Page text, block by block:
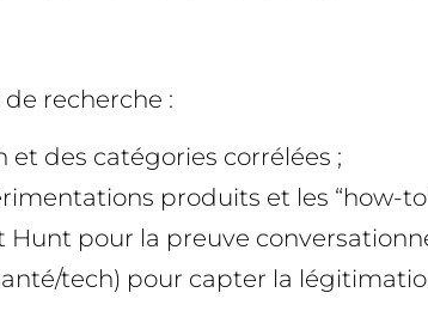
recherche :
des catégories corrélées ;
produits et les “how-
pour la preuve
tech) pour capter la